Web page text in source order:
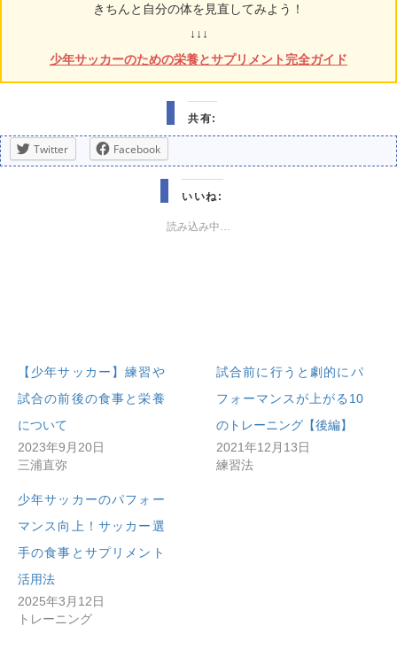
きちんと自分の体を見直してみよう！
↓↓↓
少年サッカーのための栄養とサプリメント完全ガイド
共有:
Twitter Facebook
いいね:
読み込み中…
【少年サッカー】練習や
試合の前後の食事と栄養
について
2023年9月20日
三浦直弥
試合前に行うと劇的にパ
フォーマンスが上がる10
のトレーニング【後編】
2021年12月13日
練習法
少年サッカーのパフォー
マンス向上！サッカー選
手の食事とサプリメント
活用法
2025年3月12日
トレーニング